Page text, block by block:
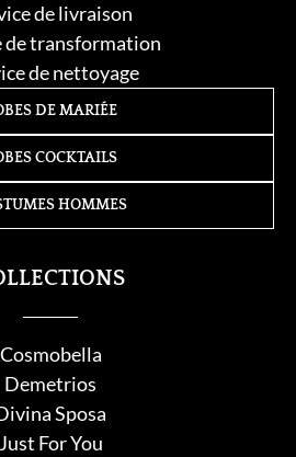
de livraison
de transformation
de nettoyage
Cosmobella
Demetrios
Sposa
Just For You
DE MARIÉE
COCKTAILS
HOMMES